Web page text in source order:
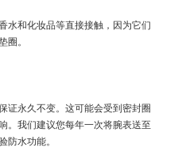
水和化妆品等直接接触，因为它们
圈。
证永久不变。这可能会受到密封圈
。我们建议您每年一次将腕表送至
防水功能。